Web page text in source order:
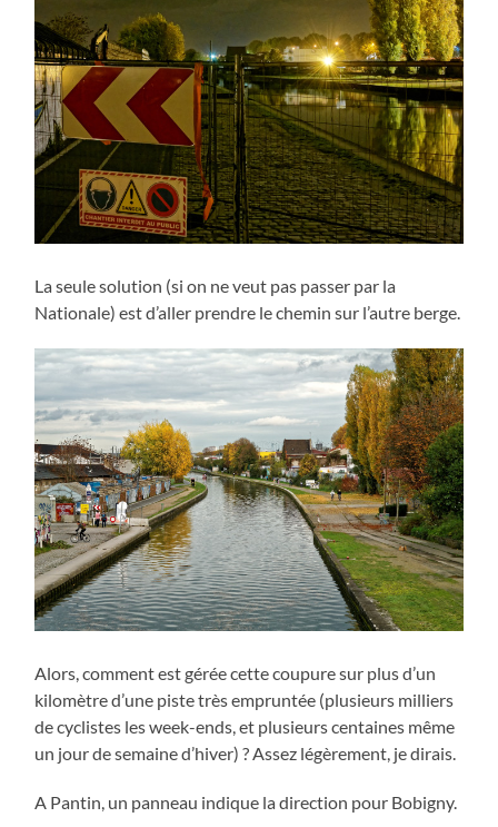
La seule solution (si on ne veut pas passer par la
Nationale) est d’aller prendre le chemin sur l’autre berge.
Alors, comment est gérée cette coupure sur plus d’un
kilomètre d’une piste très empruntée (plusieurs milliers
de cyclistes les week-ends, et plusieurs centaines même
un jour de semaine d’hiver) ? Assez légèrement, je dirais.
A Pantin, un panneau indique la direction pour Bobigny.